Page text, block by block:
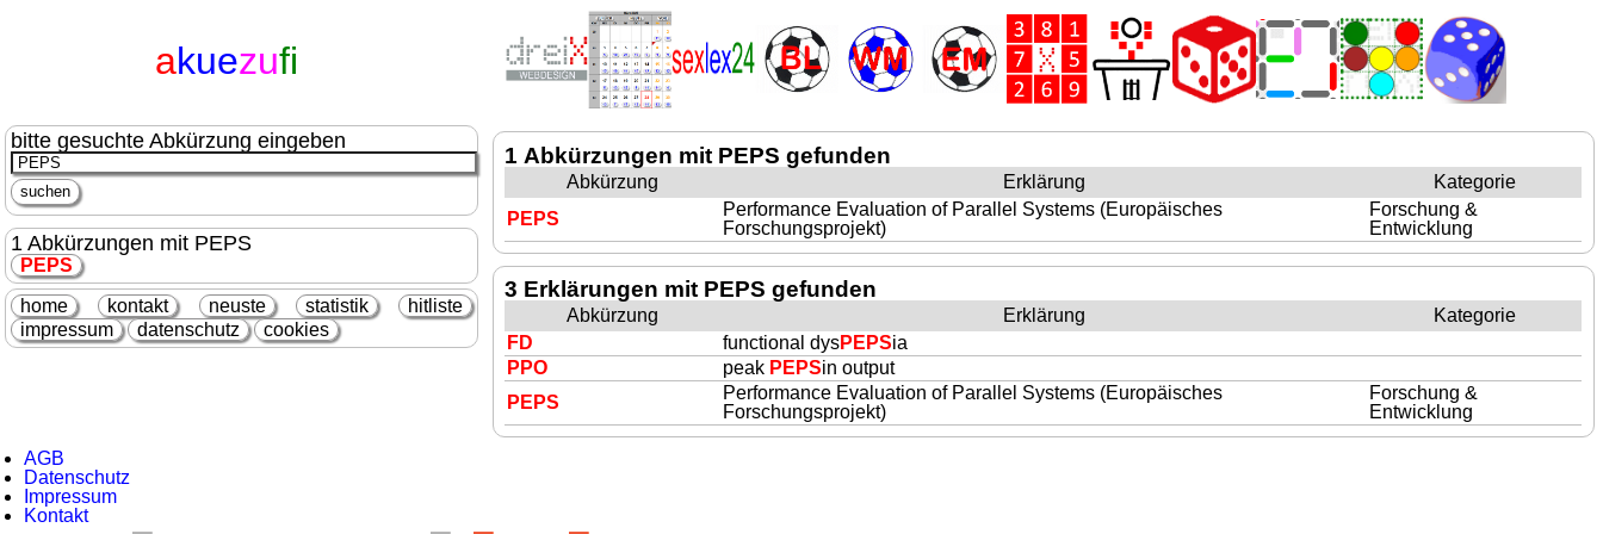
akuezufi
bitte gesuchte Abkürzung eingeben
1 Abkürzungen mit PEPS
PEPS
home kontakt neuste statistik
hitliste
impressum
datenschutz cookies
1 Abkürzungen mit PEPS gefunden
Abkürzung Erklärung
Kategorie
PEPS
Performance Evaluation of Parallel Systems (Europäisches
Forschungsprojekt)
Forschung &
Entwicklung
3 Erklärungen mit PEPS gefunden
Abkürzung Erklärung
Kategorie
FD
functional dysPEPSia
PPO
peak PEPSin output
PEPS
Performance Evaluation of Parallel Systems (Europäisches
Forschungsprojekt)
Forschung &
Entwicklung
AGB
Datenschutz
Impressum
Kontakt